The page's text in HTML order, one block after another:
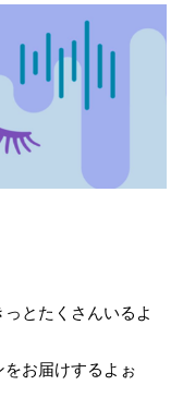
とたくさんいるよ
お届けするよぉ